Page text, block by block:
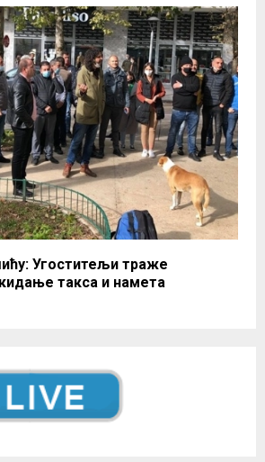
Угоститељи траже
такса и намета